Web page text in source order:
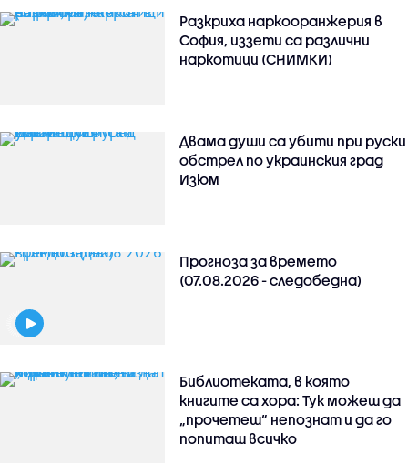
Разкриха наркооранжерия в
София, иззети са различни
наркотици (СНИМКИ)
Двама души са убити при руски
обстрeл по украинския град
Изюм
Прогноза за времето
(07.08.2026 - следобедна)
Библиотеката, в която
книгите са хора: Тук можеш да
„прочетеш“ непознат и да го
попиташ всичко